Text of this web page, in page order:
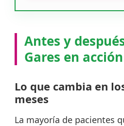
Antes y
Gares en acción
Lo que cambia en
meses
La mayoría de pacientes